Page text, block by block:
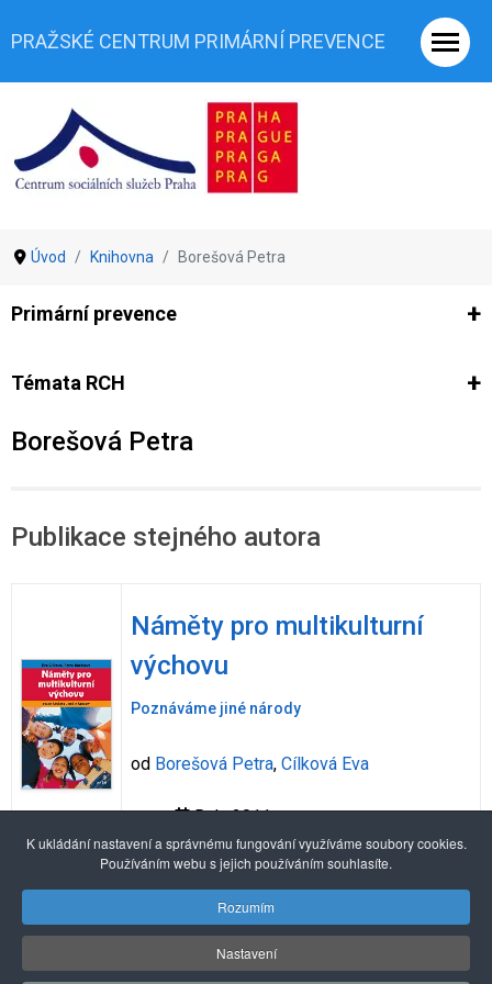
PRAŽSKÉ CENTRUM PRIMÁRNÍ PREVENCE
Úvod Knihovna Borešová Petra
Primární prevence
Ze světa prevence
Témata RCH
Co je rizikové chování (RCH)
Borešová Petra
Publikace stejného autora
Náměty pro multikulturní
výchovu
Poznáváme jiné národy
od Borešová Petra, Cílková Eva
Rok: 2011
Alexandria Book Library
© 2026 Pražské centrum primární prevence
K ukládání nastavení a správnému fungování využíváme soubory cookies.
Používáním webu s jejich používáním souhlasíte.
Rozumím
Nastavení